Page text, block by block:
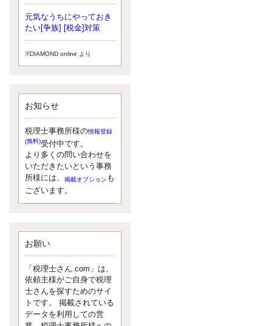
サクセス税理士のお役立ち
ブログ
平成２７年１月１日以降開始の相
続より、相続税の基礎控除額（相
続税が課税されない遺産の上限
しています。
更新:2017年5月1日(大阪市中央区)
湘南BUN税理士事務所
湘南のぽっちゃり女性税理
士松村文子と湘南ＢＵ
また最近、税理士試験のご相談を
受けることおおくなりました。受
験申し込み受け付け開始になるか
ダメと思う前に、全力で勝負して
みたいです！
京都のやわらか女性税理
イクメン税理士による税金
ブログです。
元気なうちにやっておき
たい[争族] [税金]対策
※DIAMOND online より
お知らせ
税理士事務所様の情報登録
(無料)受付中です。
より多くの問い合わせを
いただきたいという事務
所様には、
掲載オプション も
ございます。
お願い
「税理士さん.com」は、
依頼主様がご自身で税理
士さんを探すためのサイ
トです。 掲載されている
データを利用しての営